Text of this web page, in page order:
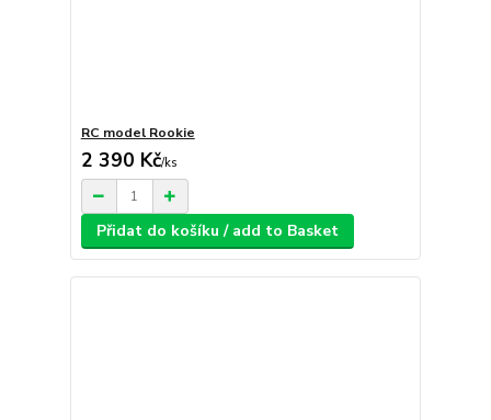
RC model Rookie
2 390 Kč/ks
Přidat do košíku / add to Basket